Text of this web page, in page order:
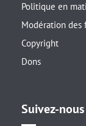
Politique en
Modération des
Copyright
Dons
Suivez-nous